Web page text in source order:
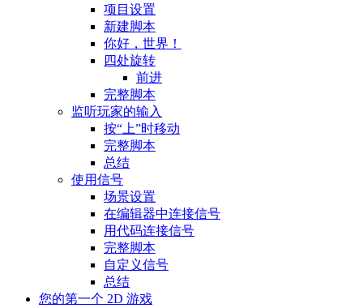
项目设置
新建脚本
你好，世界！
四处旋转
前进
完整脚本
监听玩家的输入
按“上”时移动
完整脚本
总结
使用信号
场景设置
在编辑器中连接信号
用代码连接信号
完整脚本
自定义信号
总结
您的第一个 2D 游戏